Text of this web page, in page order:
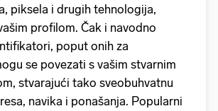
piksela i drugih tehnologija,
profilom. Čak i navodno
poput onih za
se povezati s vašim stvarnim
stvarajući tako sveobuhvatnu
navika i ponašanja. Popularni